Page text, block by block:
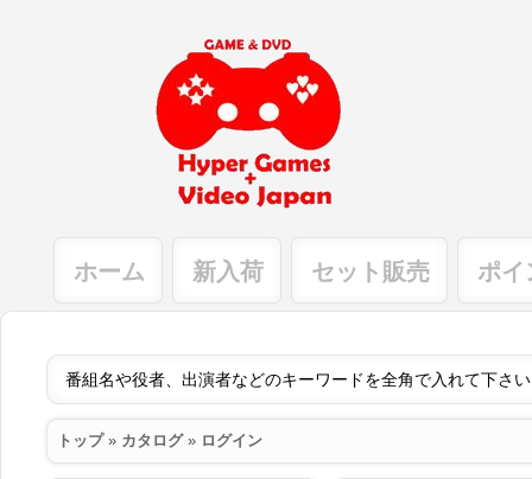
ホーム 新入荷 セット販売 ポイ
トップ» カタログ» ログイン